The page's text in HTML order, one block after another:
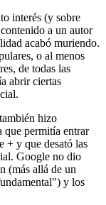
interés (y sobre
a un autor
acabó muriendo.
o al menos
de todas las
abrir ciertas
hizo
que permitía entrar
+ y que desató las
Google no dio
(más allá de un
y los